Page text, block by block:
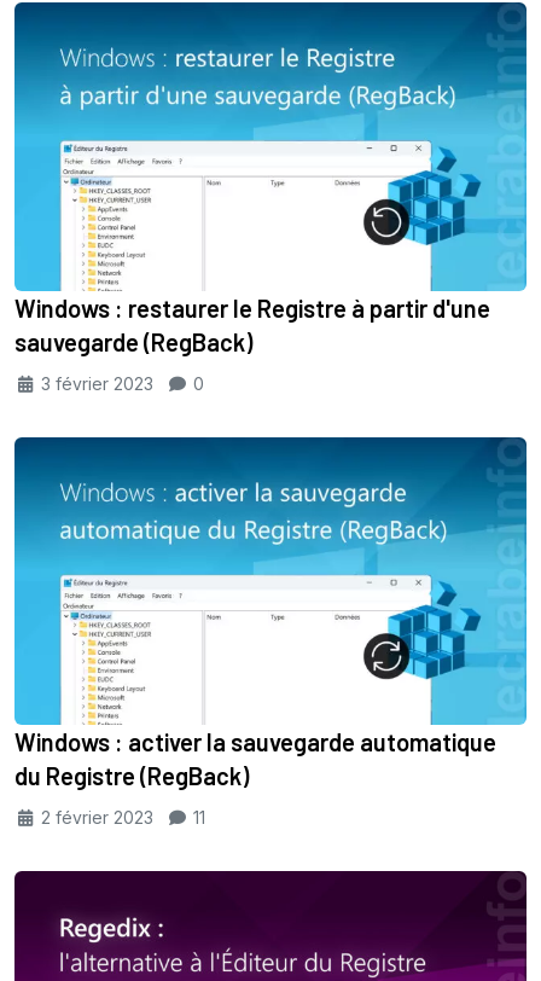
Windows : restaurer le Registre à partir d'une
sauvegarde (RegBack)
3 février 2023 0
Windows : activer la sauvegarde automatique
du Registre (RegBack)
2 février 2023 11